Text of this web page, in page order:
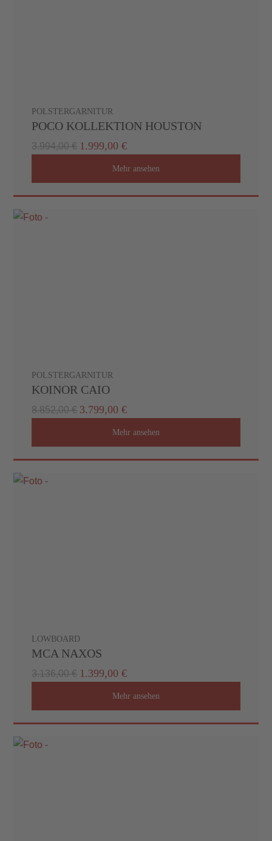
POLSTERGARNITUR
POCO KOLLEKTION HOUSTON
3.994,00 € 1.999,00 €
Mehr ansehen
POLSTERGARNITUR
KOINOR CAIO
8.852,00 € 3.799,00 €
Mehr ansehen
LOWBOARD
MCA NAXOS
3.136,00 € 1.399,00 €
Mehr ansehen